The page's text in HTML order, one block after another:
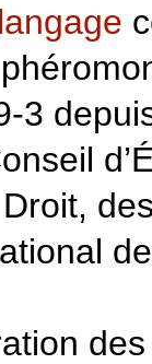
langage
3